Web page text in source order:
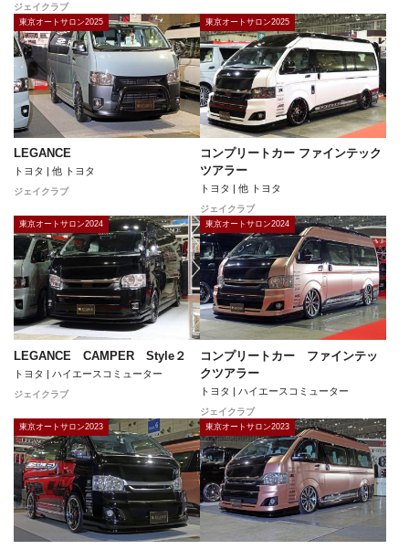
ジェイクラブ
東京オートサロン2025
LEGANCE
トヨタ | 他 トヨタ
ジェイクラブ
東京オートサロン2025
コンプリートカー ファインテック
ツアラー
トヨタ | 他 トヨタ
ジェイクラブ
東京オートサロン2024
LEGANCE CAMPER Style２
トヨタ | ハイエースコミューター
ジェイクラブ
東京オートサロン2024
コンプリートカー ファインテッ
クツアラー
トヨタ | ハイエースコミューター
ジェイクラブ
東京オートサロン2023 東京オートサロン2023